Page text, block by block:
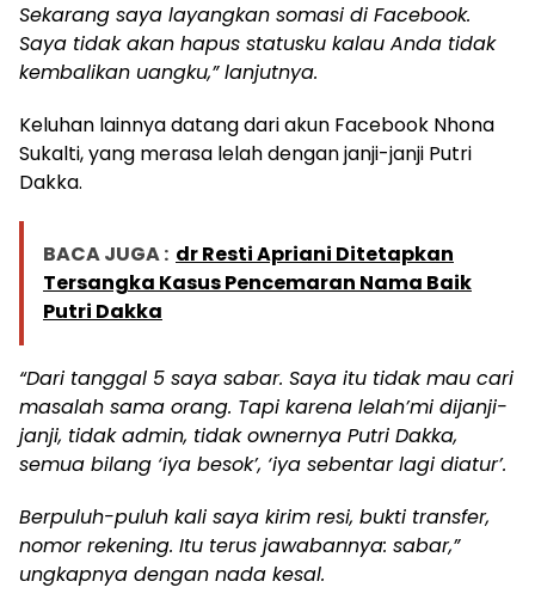
Sekarang saya layangkan somasi di Facebook.
Saya tidak akan hapus statusku kalau Anda tidak
kembalikan uangku,” lanjutnya.
Keluhan lainnya datang dari akun Facebook Nhona
Sukalti, yang merasa lelah dengan janji-janji Putri
Dakka.
BACA JUGA : dr Resti Apriani Ditetapkan
Tersangka Kasus Pencemaran Nama Baik
Putri Dakka
“Dari tanggal 5 saya sabar. Saya itu tidak mau cari
masalah sama orang. Tapi karena lelah’mi dijanji-
janji, tidak admin, tidak ownernya Putri Dakka,
semua bilang ‘iya besok’, ‘iya sebentar lagi diatur’.
Berpuluh-puluh kali saya kirim resi, bukti transfer,
nomor rekening. Itu terus jawabannya: sabar,”
ungkapnya dengan nada kesal.